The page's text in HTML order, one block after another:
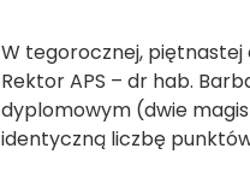
W tegorocznej, piętnastej
Rektor APS – dr hab.
dyplomowym (dwie
identyczną liczbę